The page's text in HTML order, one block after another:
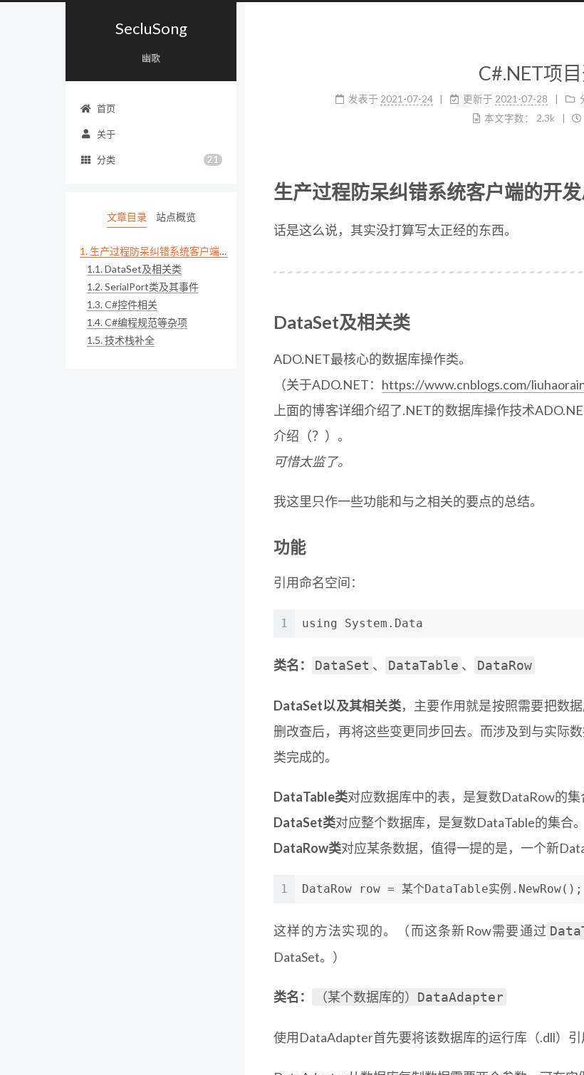
SecluSong
幽歌
首页
关于
分类 21
C#.NET项
发表于 2021-07-24 更新于 2021-07-28
本文字数：
2.3k
生产过程防呆纠错系统客户端的开
话是这么说，其实没打算写太正经的东西。
DataSet及相关类
ADO.NET最核心的数据库操作类。
（关于ADO.NET： https://www.cnblogs.com/
上面的博客详细介绍了.NET的数据库操作技术
介绍（？）。
可惜太监了。
我这里只作一些功能和与之相关的要点的总结。
功能
引用命名空间：
1 using System.Data
类名： DataSet 、 DataTable 、 DataRow
DataSet以及其相关类，主要作用就是按照需要把数
删改查后，再将这些变更同步回去。而涉及到与实际
类完成的。
DataTable类对应数据库中的表，是复数DataRow的集
DataSet类对应整个数据库，是复数DataTable的集合。
DataRow类对应某条数据，值得一提的是，一个新
1 DataRow row = 某个DataTable实例.NewRow();
这样的方法实现的。（而这条新Row需要通过
DataSet。）
类名： （某个数据库的）DataAdapter
使用DataAdapter首先要将该数据库的运行库（.dll）引
文章目录 站点概览
1. 生产过程防呆纠错系统客户端的开发总结
1.1.DataSet及相关类
1.2.SerialPort类及其事件
1.3.C#控件相关
1.4.C#编程规范等杂项
1.5.技术栈补全